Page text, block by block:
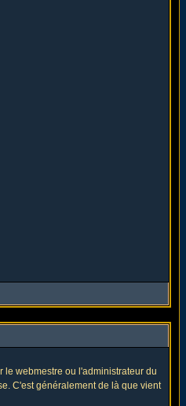
le webmestre ou l'administrateur du
C'est généralement de là que vient